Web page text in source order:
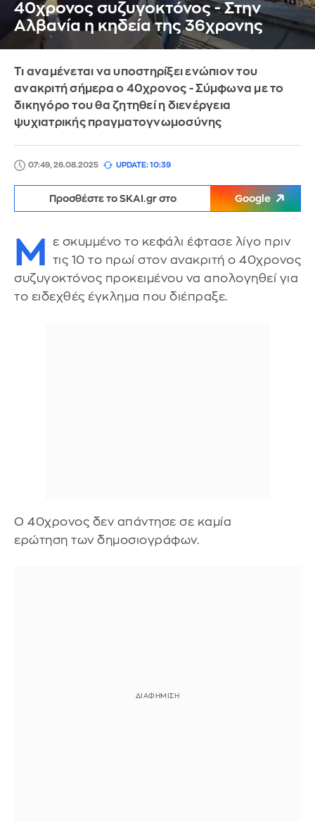
40χρονος συζυγοκτόνος - Στην
Αλβανία η κηδεία της 36χρονης
Τι αναμένεται να υποστηρίξει ενώπιον του
ανακριτή σήμερα ο 40χρονος - Σύμφωνα με το
δικηγόρο του θα ζητηθεί η διενέργεια
ψυχιατρικής πραγματογνωμοσύνης
07:49, 26.08.2025 UPDATE: 10:39
Προσθέστε το SKAI.gr στο Google
Μ
ε σκυμμένο το κεφάλι έφτασε λίγο πριν
τις 10 το πρωί στον ανακριτή ο 40χρονος
συζυγοκτόνος προκειμένου να απολογηθεί για
το ειδεχθές έγκλημα που διέπραξε.
Ο 40χρονος δεν απάντησε σε καμία
ερώτηση των δημοσιογράφων.